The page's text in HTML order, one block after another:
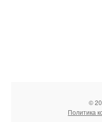
©
Политика